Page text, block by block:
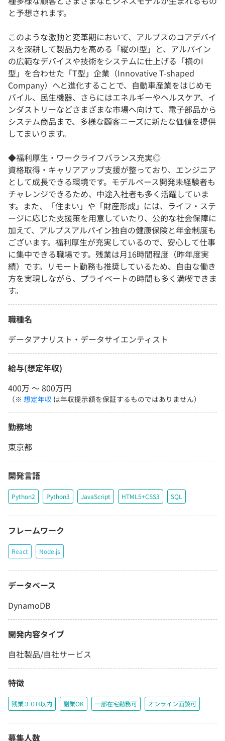
と予想されます。
このような激動と変革期において、アルプスのコアデバイ
スを深耕して製品力を高める「縦のI型」と、アルパイン
の広範なデバイスや技術をシステムに仕上げる「横のI
型」を合わせた「T型」企業（Innovative T-shaped
Company）へと進化することで、自動車産業をはじめモ
バイル、民生機器、さらにはエネルギーやヘルスケア、イ
ンダストリーなどさまざまな市場へ向けて、電子部品から
システム商品まで、多様な顧客ニーズに新たな価値を提供
してまいります。
◆福利厚生・ワークライフバランス充実◎
資格取得・キャリアアップ支援が整っており、エンジニア
として成長できる環境です。モデルベース開発未経験者も
チャレンジできるため、中途入社者も多く活躍していま
す。また、「住まい」や「財産形成」には、ライフ・ステ
ージに応じた支援策を用意していたり、公的な社会保障に
加えて、アルプスアルパイン独自の健康保険と年金制度も
ございます。福利厚生が充実しているので、安心して仕事
に集中できる職場です。残業は月16時間程度（昨年度実
績）です。リモート勤務も推奨しているため、自由な働き
方を実現しながら、プライベートの時間も多く満喫できま
す。
職種名
データアナリスト・データサイエンティスト
給与(想定年収)
400万 〜 800万円
（※ 想定年収 は年収提示額を保証するものではありません）
勤務地
東京都
開発言語
Python2 Python3 JavaScript HTML5+CSS3 SQL
フレームワーク
React Node.js
データベース
DynamoDB
開発内容タイプ
自社製品/自社サービス
特徴
残業３０H以内 副業OK 一部在宅勤務可 オンライン面談可
募集人数